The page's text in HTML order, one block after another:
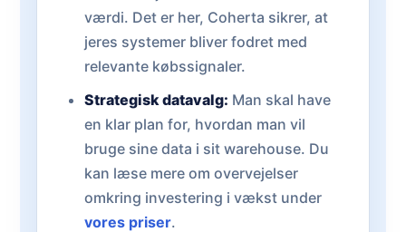
værdi. Det er her, Coherta sikrer, at
jeres systemer bliver fodret med
relevante købssignaler.
Strategisk datavalg: Man skal have
en klar plan for, hvordan man vil
bruge sine data i sit warehouse. Du
kan læse mere om overvejelser
omkring investering i vækst under
vores priser.